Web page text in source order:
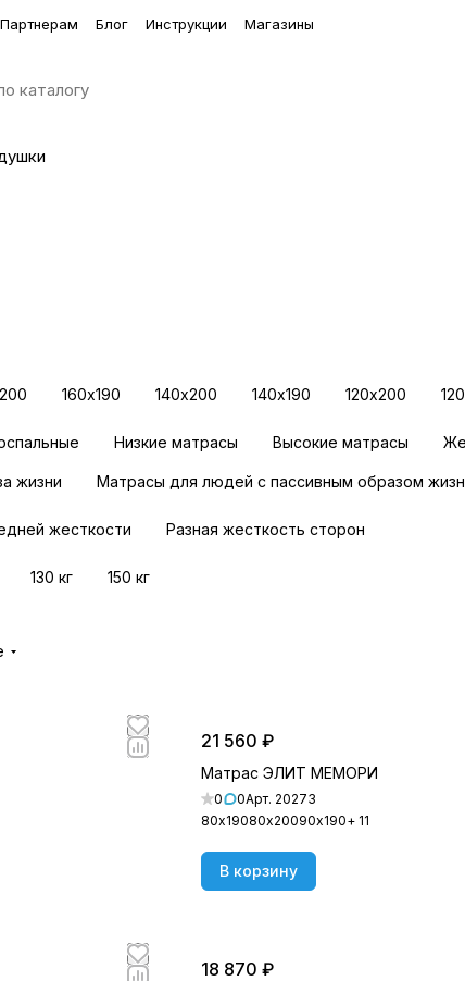
Партнерам Блог Инструкции Магазины
160х190 140х200 140х190 120х200
Низкие матрасы Высокие матрасы
жизни Матрасы для людей с пассивным образом
жесткости Разная жесткость сторон
130 кг 150 кг
21 560 ₽
Матрас ЭЛИТ МЕМОРИ
0 0Арт. 20273
80х19080х20090х190+ 11
В корзину
18 870 ₽